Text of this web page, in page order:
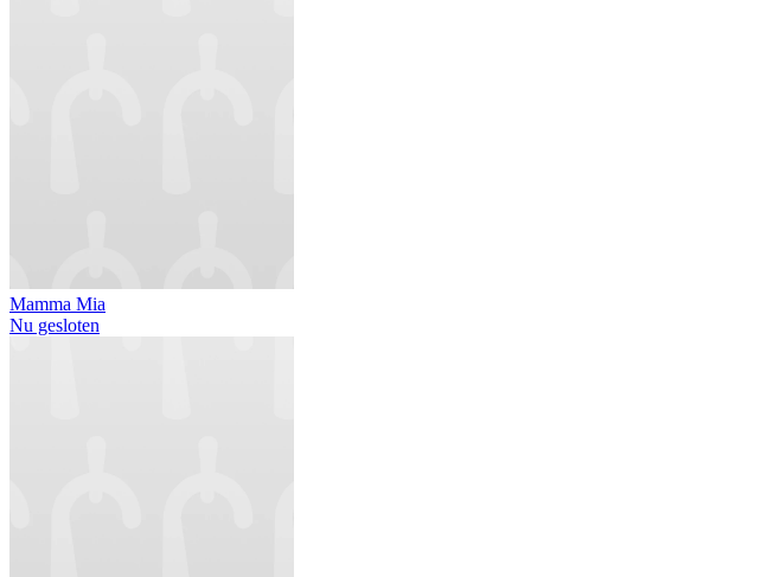
Mamma Mia
Nu gesloten